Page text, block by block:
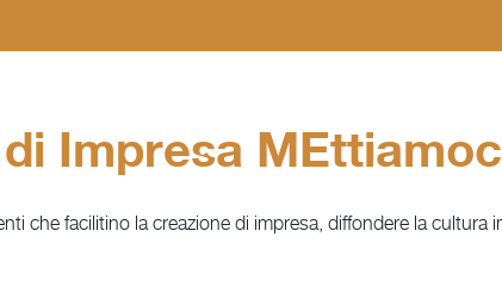
Impresa
che facilitino la creazione di impresa, diffondere la